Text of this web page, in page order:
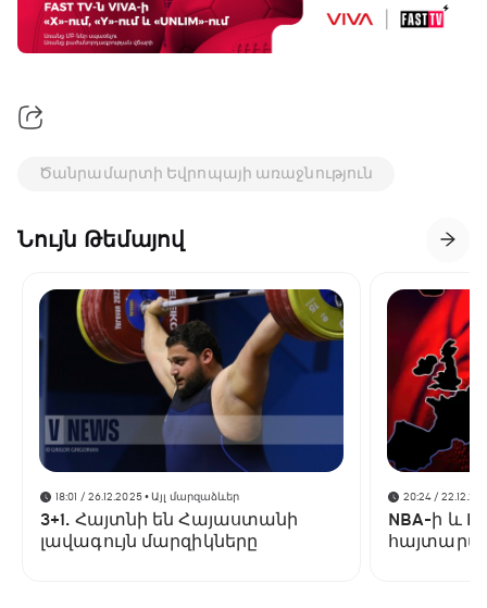
Ծանրամարտի Եվրոպայի առաջնություն
Նույն Թեմայով
18:01 / 26.12.2025• Այլ մարզաձևեր
3+1. Հայտնի են Հայաստանի
լավագույն մարզիկները
20:24 /
NBA-ի և